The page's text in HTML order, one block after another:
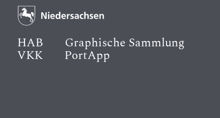
HAB Graphische Sammlung
VKK PortApp